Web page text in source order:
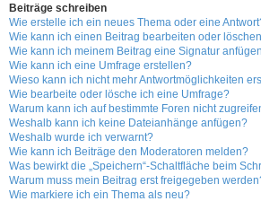
Beiträge schreiben
Wie erstelle ich ein neues Thema oder eine
Wie kann ich einen Beitrag bearbeiten oder
Wie kann ich meinem Beitrag eine Signatur
Wie kann ich eine Umfrage erstellen?
Wieso kann ich nicht mehr Antwortmöglichkeiten
Wie bearbeite oder lösche ich eine Umfrage?
Warum kann ich auf bestimmte Foren nicht
Weshalb kann ich keine Dateianhänge anfügen?
Weshalb wurde ich verwarnt?
Wie kann ich Beiträge den Moderatoren melden?
Was bewirkt die „Speichern“-Schaltfläche beim
Warum muss mein Beitrag erst freigegeben
Wie markiere ich ein Thema als neu?